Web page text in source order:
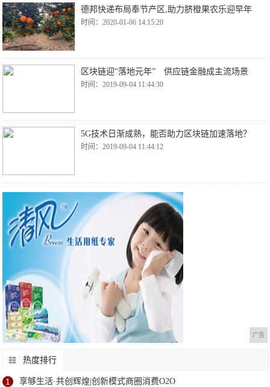
德邦快递布局奉节产区,助力脐橙果农乐迎早年
时间：2020-01-06 14:15:20
区块链迎“落地元年” 供应链金融成主流场景
时间：2019-09-04 11:44:30
5G技术日渐成熟，能否助力区块链加速落地？
时间：2019-09-04 11:44:12
广告
热度排行
1 享够生活·共创辉煌|创新模式商圈消费O2O